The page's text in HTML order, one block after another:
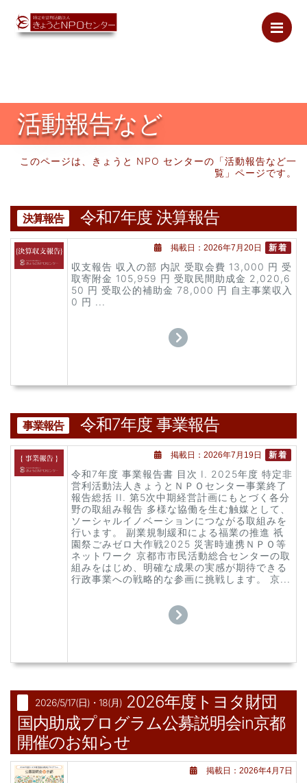
活動報告など
このページは、きょうと NPO センターの「活動報告など一
覧」ページです。
決算報告 令和7年度 決算報告
掲載日：2026年7月20日 新着
収支報告 収入の部 内訳 受取会費 13,000 円 受
取寄附金 105,959 円 受取民間助成金 2,020,6
50 円 受取公的補助金 78,000 円 自主事業収入
0 円 ...
事業報告 令和7年度 事業報告
掲載日：2026年7月19日 新着
令和7年度 事業報告書 目次 I. 2025年度 特定非
営利活動法人きょうとＮＰＯセンター事業終了
報告総括 II. 第5次中期経営計画にもとづく各分
野の取組み報告 多様な協働を生む触媒として、
ソーシャルイノベーションにつながる取組みを
行います。 副業規制緩和による福業の推進 祇
園祭ごみゼロ大作戦2025 災害時連携ＮＰＯ等
ネットワーク 京都市市民活動総合センターの取
組みをはじめ、明確な成果の実感が期待できる
行政事業への戦略的な参画に挑戦します。 京...
2026/5/17(日)・18(月) 2026年度トヨタ財団
国内助成プログラム公募説明会in京都
開催のお知らせ
掲載日：2026年4月7日